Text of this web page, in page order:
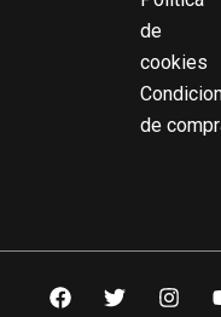
de
cookies
de
F
a
T
w
I
n